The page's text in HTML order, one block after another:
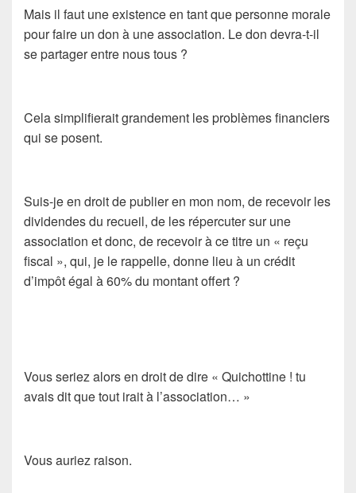
Mais il faut une existence en tant que personne morale
pour faire un don à une association. Le don devra-t-il
se partager entre nous tous ?
Cela simplifierait grandement les problèmes financiers
qui se posent.
Suis-je en droit de publier en mon nom, de recevoir les
dividendes du recueil, de les répercuter sur une
association et donc, de recevoir à ce titre un « reçu
fiscal », qui, je le rappelle, donne lieu à un crédit
d’impôt égal à 60% du montant offert ?
Vous seriez alors en droit de dire « Quichottine ! tu
avais dit que tout irait à l’association… »
Vous auriez raison.